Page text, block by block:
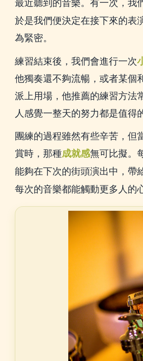
於是我們便決定在接下來的表
為緊密。
練習結束後，我們會進行一次
他獨奏還不夠流暢，或者某個
派上用場，他推薦的練習方法
人感覺一整天的努力都是值得
團練的過程雖然有些辛苦，但
賞時，那種成就感無可比擬。
能夠在下次的街頭演出中，帶
每次的音樂都能觸動更多人的心